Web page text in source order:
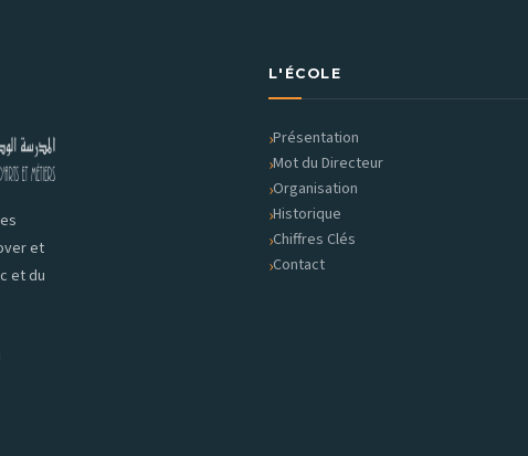
et
et du
L'ÉCOLE
Présentation
Mot du Directeur
Organisation
Historique
Chiffres Clés
Contact